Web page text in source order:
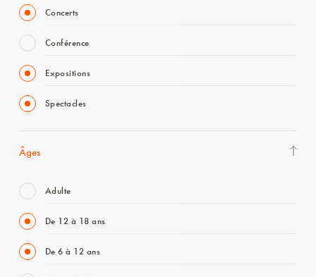
Concerts
Conférence
Expositions
Spectacles
Âges
Adulte
De 12 à 18 ans
De 6 à 12 ans